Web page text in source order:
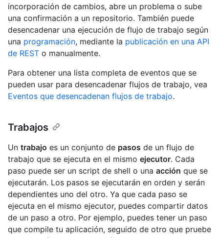
incorporación de cambios, abre un problema o sube
una confirmación a un repositorio. También puede
desencadenar una ejecución de flujo de trabajo según
una programación, mediante la publicación en una API
de REST o manualmente.
Para obtener una lista completa de eventos que se
pueden usar para desencadenar flujos de trabajo, vea
Eventos que desencadenan flujos de trabajo.
Trabajos
Un trabajo es un conjunto de pasos de un flujo de
trabajo que se ejecuta en el mismo ejecutor. Cada
paso puede ser un script de shell o una acción que se
ejecutarán. Los pasos se ejecutarán en orden y serán
dependientes uno del otro. Ya que cada paso se
ejecuta en el mismo ejecutor, puedes compartir datos
de un paso a otro. Por ejemplo, puedes tener un paso
que compile tu aplicación, seguido de otro que pruebe